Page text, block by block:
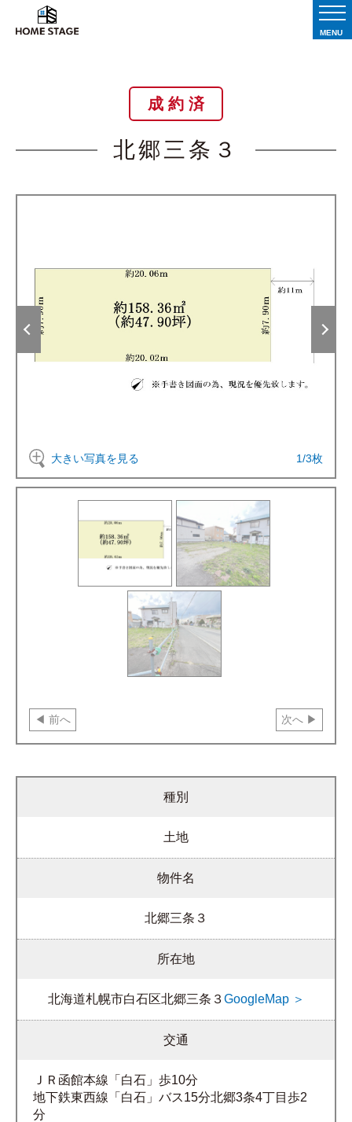
MENU
成 約 済
北郷三条３
大きい写真を見る 1/3枚
前へ 次へ
種別
土地
物件名
北郷三条３
所在地
北海道札幌市白石区北郷三条３ GoogleMap ＞
交通
ＪＲ函館本線「白石」歩10分
地下鉄東西線「白石」バス15分北郷3条4丁目歩2
分